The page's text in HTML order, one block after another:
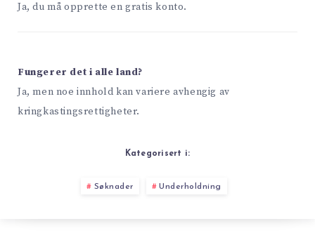
Ja, du må opprette en gratis konto.
Fungerer det i alle land?
Ja, men noe innhold kan variere avhengig av
kringkastingsrettigheter.
Kategorisert i:
Søknader Underholdning